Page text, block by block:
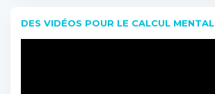
DES VIDÉOS POUR LE CALCUL MENTAL